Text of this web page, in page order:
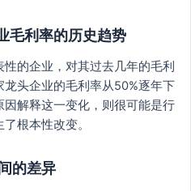
毛利率的历史趋势
的企业，对其过去几年的毛利
头企业的毛利率从50%逐年下
解释这一变化，则很可能是行
根本性改变。
的差异